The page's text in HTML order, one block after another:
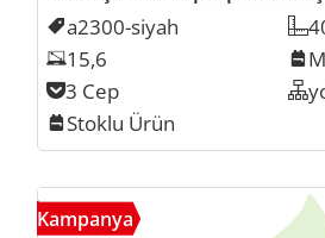
Kodu
a2300-siyah
Laptop Inch
15,6
Cep Sayısı
3 Cep
Stok
Stoklu Ürün
Kampanya